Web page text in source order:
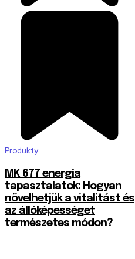
Produkty
MK 677 energia
tapasztalatok: Hogyan
növelhetjük a vitalitást és
az állóképességet
természetes módon?